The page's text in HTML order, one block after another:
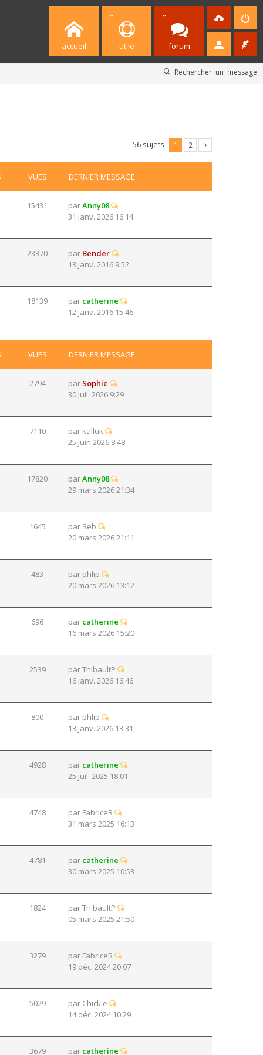
accueil utile forum
Rechercher un message
56 sujets 1 2
VUES DERNIER MESSAGE
15431 parAnny08
31 janv. 2026 16:14
23370 par Bender
13 janv. 2016 9:52
18139 par catherine
12 janv. 2016 15:46
VUES DERNIER MESSAGE
2794 par Sophie
30 juil. 2026 9:29
7110 par kalluk
25 juin 2026 8:48
17820 parAnny08
29 mars 2026 21:34
1645 par Seb
20 mars 2026 21:11
483 par phlip
20 mars 2026 13:12
696 par catherine
16 mars 2026 15:20
2539 parThibaultP
16 janv. 2026 16:46
800 par phlip
13 janv. 2026 13:31
4928 par catherine
25 juil. 2025 18:01
4748 par FabriceR
31 mars 2025 16:13
4781 par catherine
30 mars 2025 10:53
1824 parThibaultP
05 mars 2025 21:50
3279 par FabriceR
19 déc. 2024 20:07
5029 par Chickie
14 déc. 2024 10:29
3679 par catherine